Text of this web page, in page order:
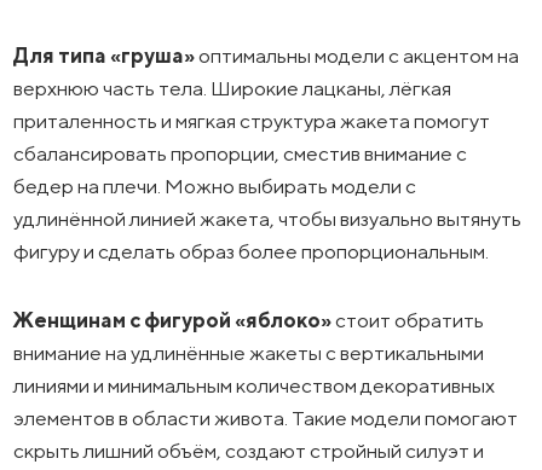
Для типа «груша»оптимальны модели с акцентом на
верхнюю часть тела. Широкие лацканы, лёгкая
приталенность и мягкая структура жакета помогут
сбалансировать пропорции, сместив внимание с
бедер на плечи. Можно выбирать модели с
удлинённой линией жакета, чтобы визуально вытянуть
фигуру и сделать образ более пропорциональным.
Женщинам с фигурой «яблоко»стоит обратить
внимание на удлинённые жакеты с вертикальными
линиями и минимальным количеством декоративных
элементов в области живота. Такие модели помогают
скрыть лишний объём, создают стройный силуэт и